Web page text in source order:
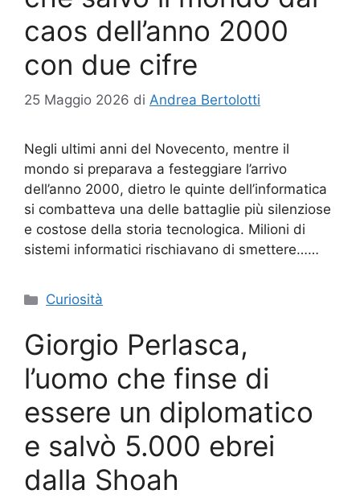
caos dell’anno 2000
con due cifre
25 Maggio 2026 di Andrea Bertolotti
Negli ultimi anni del Novecento, mentre il
mondo si preparava a festeggiare l’arrivo
dell’anno 2000, dietro le quinte dell’informatica
si combatteva una delle battaglie più silenziose
e costose della storia tecnologica. Milioni di
sistemi informatici rischiavano di smettere……
Categorie
Curiosità
Giorgio Perlasca,
l’uomo che finse di
essere un diplomatico
e salvò 5.000 ebrei
dalla Shoah